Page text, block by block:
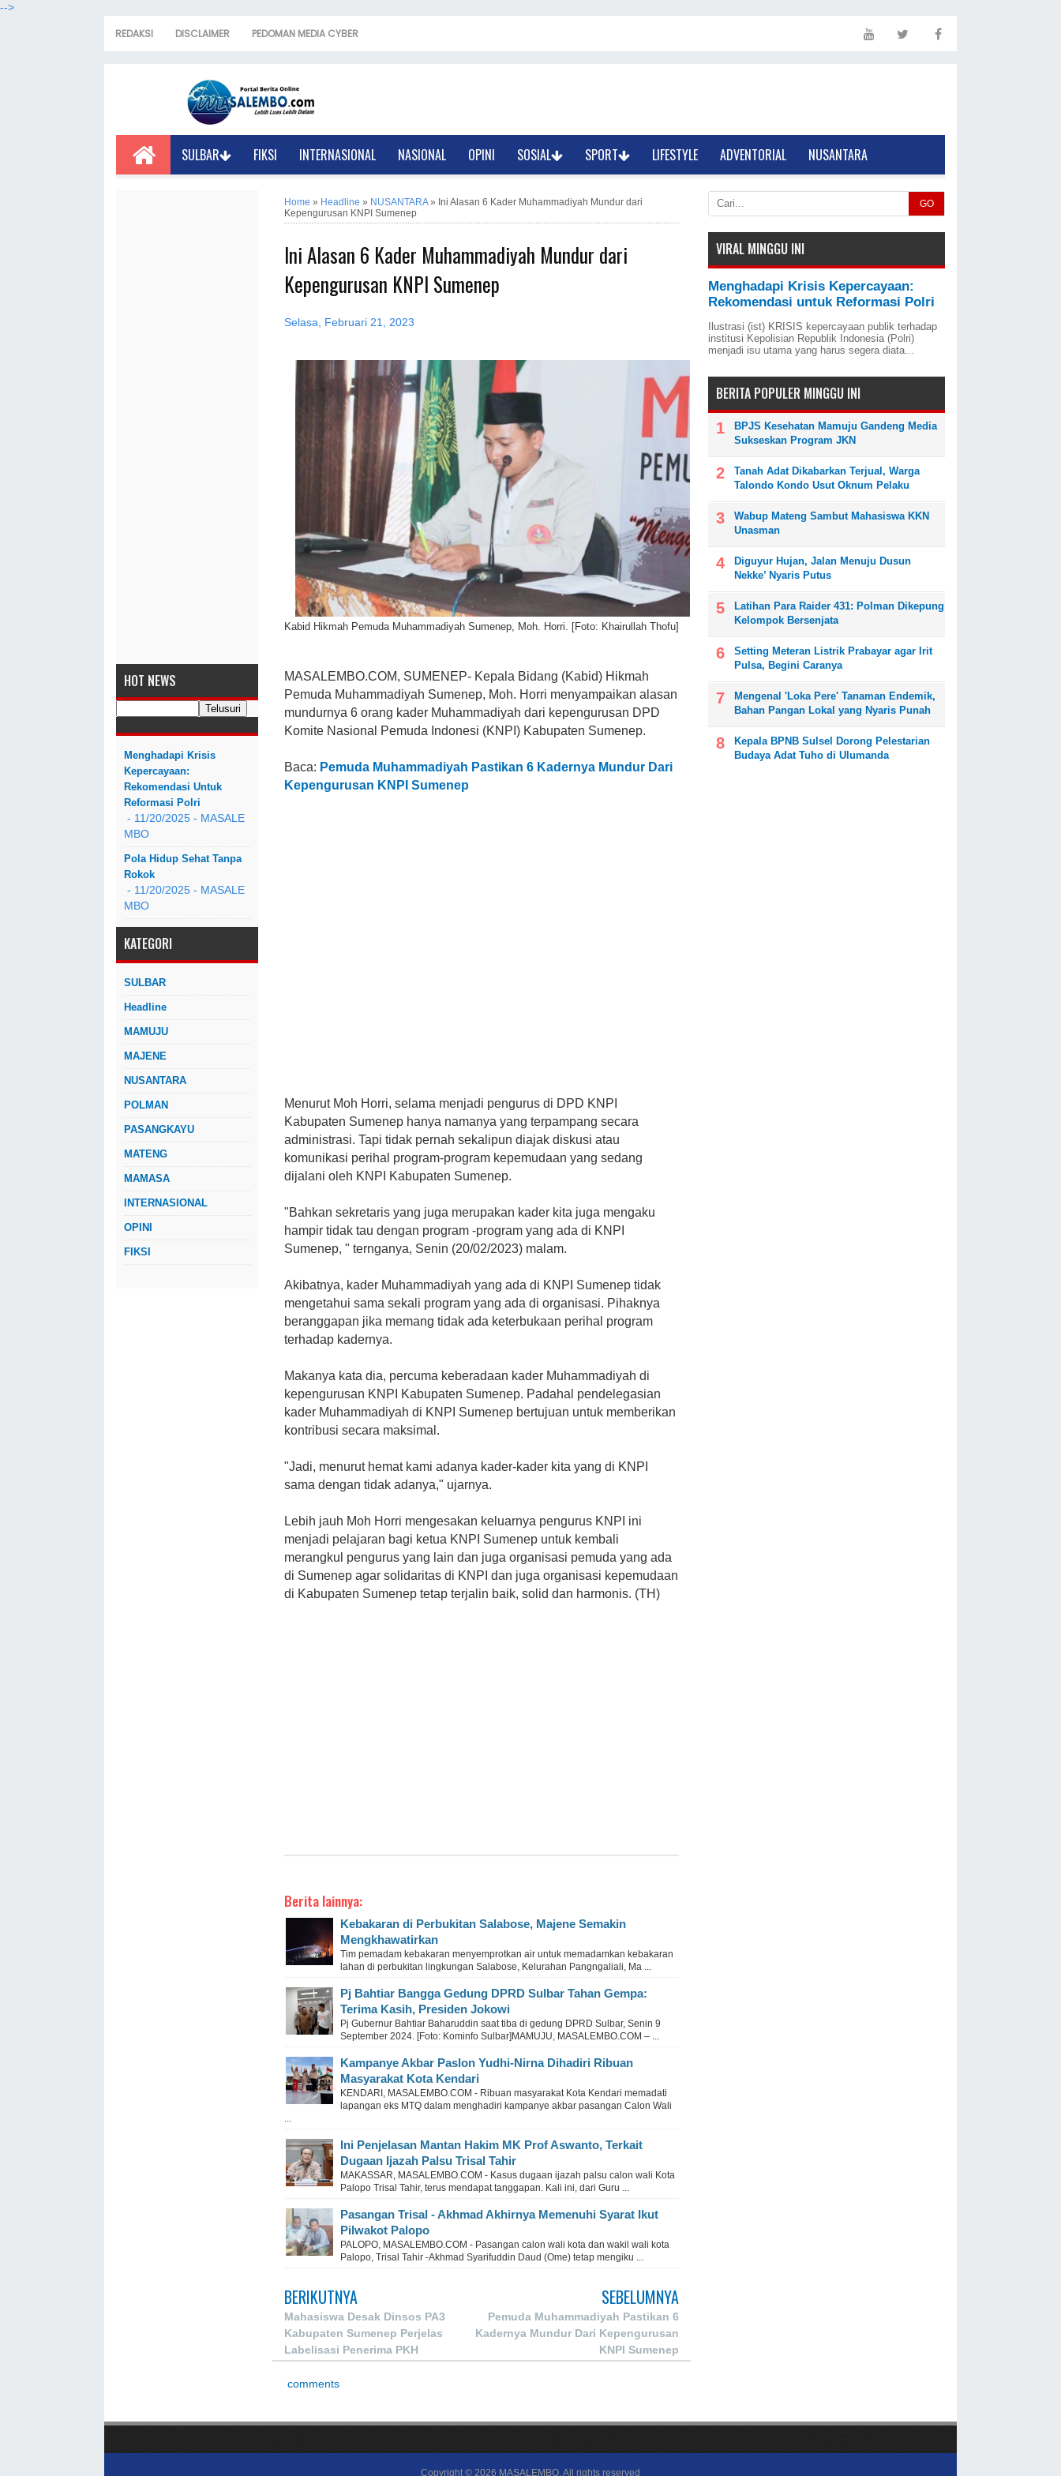
-->
REDAKSI DISCLAIMER PEDOMAN MEDIA CYBER
SULBAR FIKSI INTERNASIONAL NASIONAL OPINI SOSIAL SPORT LIFESTYLE ADVENTORIAL NUSANTARA
HOT NEWS
Menghadapi Krisis
Kepercayaan:
Rekomendasi Untuk
Reformasi Polri
- 11/20/2025 - MASALE
MBO
Pola Hidup Sehat Tanpa
Rokok
- 11/20/2025 - MASALE
MBO
KATEGORI
SULBAR
Headline
MAMUJU
MAJENE
NUSANTARA
POLMAN
PASANGKAYU
MATENG
MAMASA
INTERNASIONAL
OPINI
FIKSI
Home » Headline » NUSANTARA» Ini Alasan 6 Kader Muhammadiyah Mundur dari
Kepengurusan KNPI Sumenep
Ini Alasan 6 Kader Muhammadiyah Mundur dari
Kepengurusan KNPI Sumenep
Selasa, Februari 21, 2023
Kabid Hikmah Pemuda Muhammadiyah Sumenep, Moh. Horri. [Foto: Khairullah Thofu]
MASALEMBO.COM, SUMENEP- Kepala Bidang (Kabid) Hikmah
Pemuda Muhammadiyah Sumenep, Moh. Horri menyampaikan alasan
mundurnya 6 orang kader Muhammadiyah dari kepengurusan DPD
Komite Nasional Pemuda Indonesi (KNPI) Kabupaten Sumenep.
Baca: Pemuda Muhammadiyah Pastikan 6 Kadernya Mundur Dari
Kepengurusan KNPI Sumenep
Menurut Moh Horri, selama menjadi pengurus di DPD KNPI
Kabupaten Sumenep hanya namanya yang terpampang secara
administrasi. Tapi tidak pernah sekalipun diajak diskusi atau
komunikasi perihal program-program kepemudaan yang sedang
dijalani oleh KNPI Kabupaten Sumenep.
"Bahkan sekretaris yang juga merupakan kader kita juga mengaku
hampir tidak tau dengan program -program yang ada di KNPI
Sumenep, " ternganya, Senin (20/02/2023) malam.
Akibatnya, kader Muhammadiyah yang ada di KNPI Sumenep tidak
mengetahui sama sekali program yang ada di organisasi. Pihaknya
beranggapan jika memang tidak ada keterbukaan perihal program
terhadap kadernya.
Makanya kata dia, percuma keberadaan kader Muhammadiyah di
kepengurusan KNPI Kabupaten Sumenep. Padahal pendelegasian
kader Muhammadiyah di KNPI Sumenep bertujuan untuk memberikan
kontribusi secara maksimal.
"Jadi, menurut hemat kami adanya kader-kader kita yang di KNPI
sama dengan tidak adanya," ujarnya.
Lebih jauh Moh Horri mengesakan keluarnya pengurus KNPI ini
menjadi pelajaran bagi ketua KNPI Sumenep untuk kembali
merangkul pengurus yang lain dan juga organisasi pemuda yang ada
di Sumenep agar solidaritas di KNPI dan juga organisasi kepemudaan
di Kabupaten Sumenep tetap terjalin baik, solid dan harmonis. (TH)
Berita lainnya:
Kebakaran di Perbukitan Salabose, Majene Semakin
Mengkhawatirkan
Tim pemadam kebakaran menyemprotkan air untuk memadamkan kebakaran
lahan di perbukitan lingkungan Salabose, Kelurahan Pangngaliali, Ma ...
Pj Bahtiar Bangga Gedung DPRD Sulbar Tahan Gempa:
Terima Kasih, Presiden Jokowi
Pj Gubernur Bahtiar Baharuddin saat tiba di gedung DPRD Sulbar, Senin 9
September 2024. [Foto: Kominfo Sulbar]MAMUJU, MASALEMBO.COM – ...
Kampanye Akbar Paslon Yudhi-Nirna Dihadiri Ribuan
Masyarakat Kota Kendari
KENDARI, MASALEMBO.COM - Ribuan masyarakat Kota Kendari memadati
lapangan eks MTQ dalam menghadiri kampanye akbar pasangan Calon Wali
...
Ini Penjelasan Mantan Hakim MK Prof Aswanto, Terkait
Dugaan Ijazah Palsu Trisal Tahir
MAKASSAR, MASALEMBO.COM - Kasus dugaan ijazah palsu calon wali Kota
Palopo Trisal Tahir, terus mendapat tanggapan. Kali ini, dari Guru ...
Pasangan Trisal - Akhmad Akhirnya Memenuhi Syarat Ikut
Pilwakot Palopo
PALOPO, MASALEMBO.COM - Pasangan calon wali kota dan wakil wali kota
Palopo, Trisal Tahir -Akhmad Syarifuddin Daud (Ome) tetap mengiku ...
BERIKUTNYA
Mahasiswa Desak Dinsos PA3
Kabupaten Sumenep Perjelas
Labelisasi Penerima PKH
SEBELUMNYA
Pemuda Muhammadiyah Pastikan 6
Kadernya Mundur Dari Kepengurusan
KNPI Sumenep
comments
GO
VIRAL MINGGU INI
Menghadapi Krisis Kepercayaan:
Rekomendasi untuk Reformasi Polri
Ilustrasi (ist) KRISIS kepercayaan publik terhadap
institusi Kepolisian Republik Indonesia (Polri)
menjadi isu utama yang harus segera diata...
BERITA POPULER MINGGU INI
BPJS Kesehatan Mamuju Gandeng Media
Sukseskan Program JKN
Tanah Adat Dikabarkan Terjual, Warga
Talondo Kondo Usut Oknum Pelaku
Wabup Mateng Sambut Mahasiswa KKN
Unasman
Diguyur Hujan, Jalan Menuju Dusun
Nekke’ Nyaris Putus
Latihan Para Raider 431: Polman Dikepung
Kelompok Bersenjata
Setting Meteran Listrik Prabayar agar Irit
Pulsa, Begini Caranya
Mengenal 'Loka Pere' Tanaman Endemik,
Bahan Pangan Lokal yang Nyaris Punah
Kepala BPNB Sulsel Dorong Pelestarian
Budaya Adat Tuho di Ulumanda
Copyright © 2026 MASALEMBO. All rights reserved